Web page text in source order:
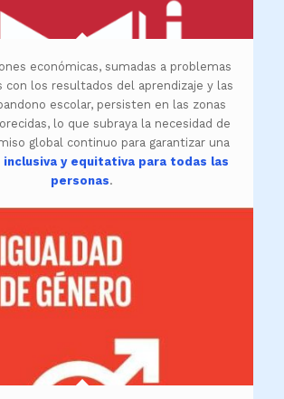
económicas, sumadas a problemas
con los resultados del aprendizaje y las
escolar, persisten en las zonas
lo que subraya la necesidad de
global continuo para garantizar una
inclusiva y equitativa para todas las
personas.